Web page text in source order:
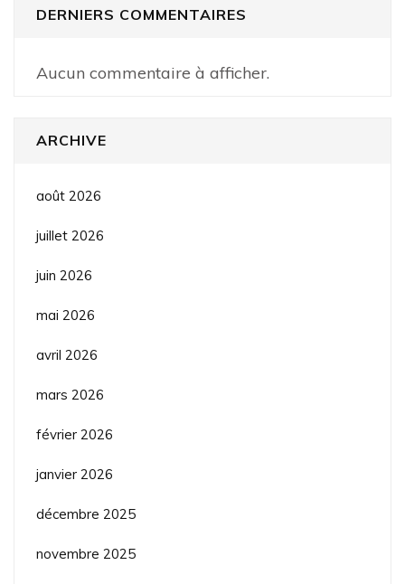
DERNIERS COMMENTAIRES
Aucun commentaire à afficher.
ARCHIVE
août 2026
juillet 2026
juin 2026
mai 2026
avril 2026
mars 2026
février 2026
janvier 2026
décembre 2025
novembre 2025